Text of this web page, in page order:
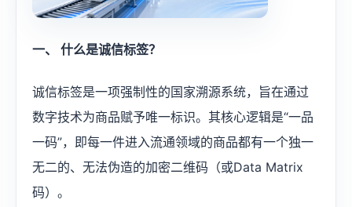
一、 什么是诚信标签？
诚信标签是一项强制性的国家溯源系统，旨在通过
数字技术为商品赋予唯一标识。其核心逻辑是“一品
一码”，即每一件进入流通领域的商品都有一个独一
无二的、无法伪造的加密二维码（或Data Matrix
码）。